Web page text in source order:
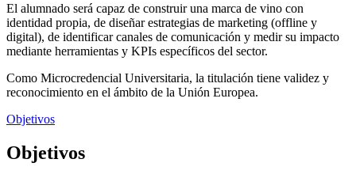
El alumnado será capaz de construir una marca de vino con
identidad propia, de diseñar estrategias de marketing (offline y
digital), de identificar canales de comunicación y medir su impacto
mediante herramientas y KPIs específicos del sector.
Como Microcredencial Universitaria, la titulación tiene validez y
reconocimiento en el ámbito de la Unión Europea.
Objetivos
Objetivos